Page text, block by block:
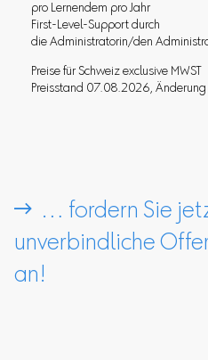
pro Lernendem pro Jahr
First-Level-Support durch
die Administratorin/den
Preise für Schweiz exclusive MWST
Preisstand 07.08.2026, Änderung
 … fordern Sie
unverbindliche
an!